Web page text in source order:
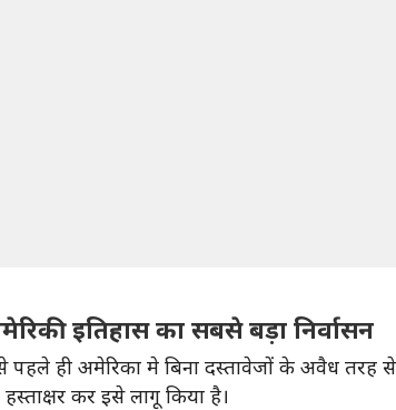
इतिहास का सबसे बड़ा निर्वासन
पहले ही अमेरिका मे बिना दस्तावेजों के अवैध तरह से
कर इसे लागू किया है।